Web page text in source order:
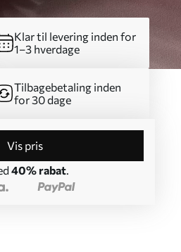
Klar til levering inden for
1–3 hverdage
Tilbagebetaling inden
for 30 dage
Vis pris
40% rabat.